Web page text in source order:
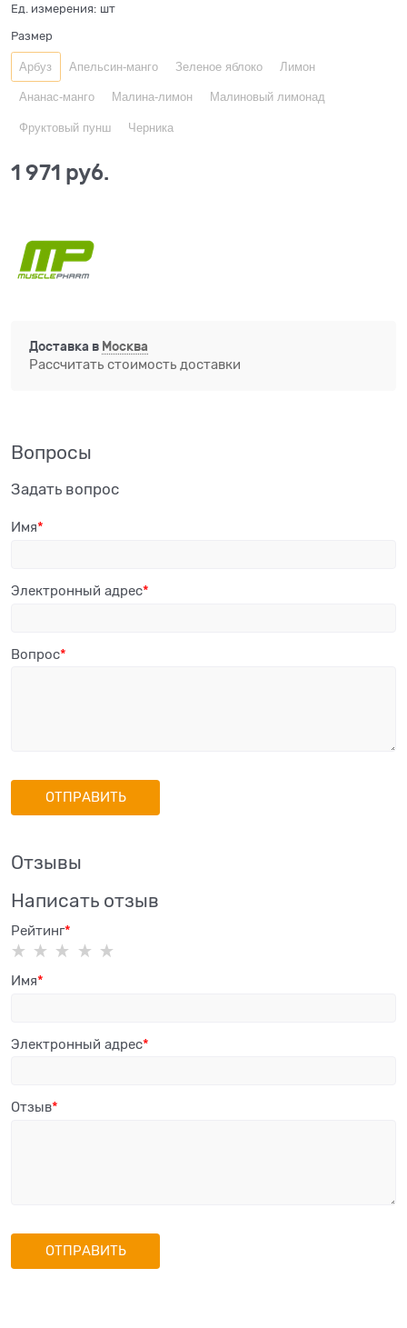
Ед. измерения: шт
Размер
Арбуз Апельсин-манго Зеленое яблоко Лимон
Ананас-манго Малина-лимон Малиновый лимонад
Фруктовый пунш Черника
1 971 руб.
Доставка в Москва
Рассчитать стоимость доставки
Вопросы
Задать вопрос
Имя
Электронный адрес
Вопрос
Отзывы
Написать отзыв
Рейтинг
Имя
Электронный адрес
Отзыв